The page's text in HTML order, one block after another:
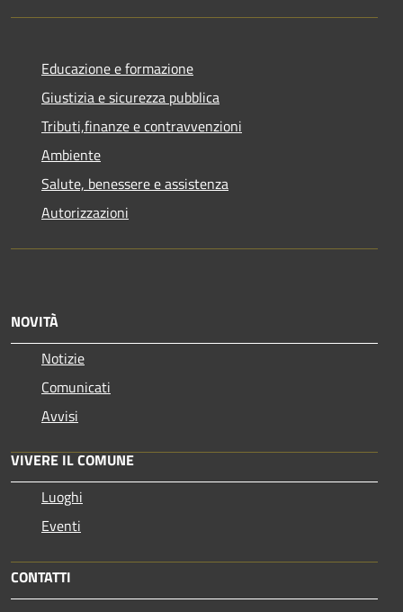
Educazione e formazione
Giustizia e sicurezza pubblica
Tributi,finanze e contravvenzioni
Ambiente
Salute, benessere e assistenza
Autorizzazioni
NOVITÀ
Notizie
Comunicati
Avvisi
VIVERE IL COMUNE
Luoghi
Eventi
CONTATTI